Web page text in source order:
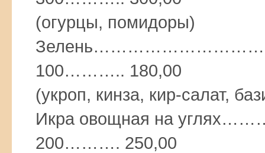
(огурцы, помидоры)
100……….. 180,00
(укроп, кинза, кир-салат,
Икра овощная на
200………. 250,00